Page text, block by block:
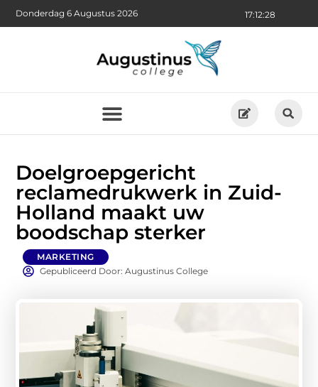
17:12:29
Donderdag 6 Augustus 2026
Doelgroepgericht
reclamedrukwerk in Zuid-
Holland maakt uw
boodschap sterker
MARKETING
Gepubliceerd Door: Augustinus College